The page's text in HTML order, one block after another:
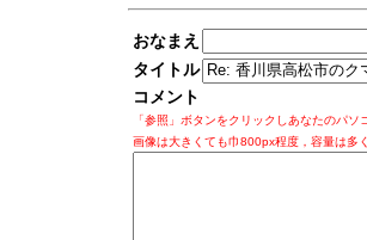
おなまえ
タイトル
コメント
「参照」ボタンをクリックしあなたのパ
画像は大きくても巾800px程度，容量は多